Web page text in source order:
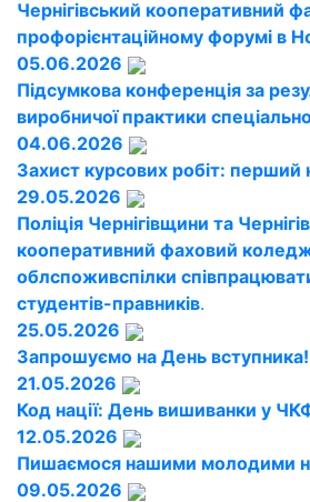
Чернігівський кооперативний
профорієнтаційному форумі в
05.06.2026
Підсумкова конференція за
виробничої практики
04.06.2026
Захист курсових робіт: перший
29.05.2026
Поліція Чернігівщини та
кооперативний фаховий коледж
облспоживспілки
студентів-правників.
25.05.2026
Запрошуємо на День вступника!
21.05.2026
Код нації: День вишиванки у
12.05.2026
Пишаємося нашими молодими
09.05.2026